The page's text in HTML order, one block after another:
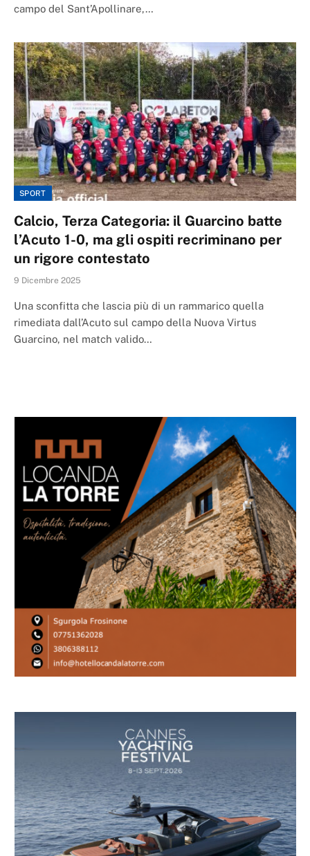
campo del Sant’Apollinare,…
SPORT
Calcio, Terza Categoria: il Guarcino batte
l’Acuto 1-0, ma gli ospiti recriminano per
un rigore contestato
9 Dicembre 2025
Una sconfitta che lascia più di un rammarico quella
rimediata dall’Acuto sul campo della Nuova Virtus
Guarcino, nel match valido…